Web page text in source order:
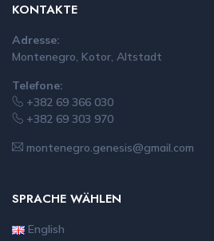
KONTAKTE
Adresse:
Montenegro, Kotor, Altstadt
Telefone:
+382 69 366 030
+382 69 303 970
montenegro.genesis@gmail.com
SPRACHE WÄHLEN
English